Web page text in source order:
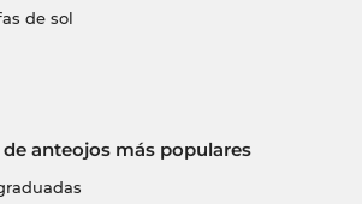
de sol
anteojos más populares